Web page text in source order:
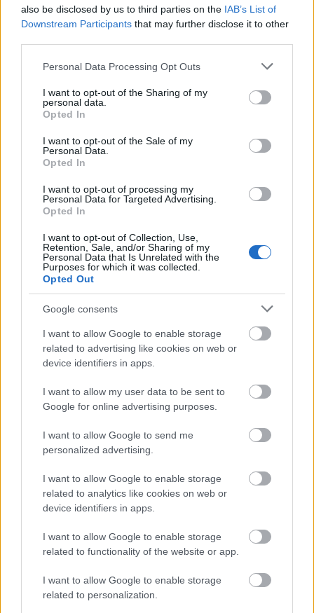
also be disclosed by us to third parties on the IAB’s List of
Downstream Participants that may further disclose it to other
Please note that this website/app uses one or more Google
not limited to your visit or usage behaviour. You may click to
grant or deny consent to Google and its third-party tags to
use your data for below specified purposes in below Google
consent section.
Personal Data Processing Opt Outs
I want to opt-out of the Sharing of my
personal data.
Opted In
I want to opt-out of the Sale of my
Personal Data.
Opted In
I want to opt-out of processing my
Personal Data for Targeted Advertising.
Opted In
I want to opt-out of Collection, Use,
Retention, Sale, and/or Sharing of my
Personal Data that Is Unrelated with the
Purposes for which it was collected.
Opted Out
Google consents
I want to allow Google to enable storage
related to advertising like cookies on web or
device identifiers in apps.
I want to allow my user data to be sent to
Google for online advertising purposes.
I want to allow Google to send me
personalized advertising.
I want to allow Google to enable storage
related to analytics like cookies on web or
device identifiers in apps.
I want to allow Google to enable storage
related to functionality of the website or app.
I want to allow Google to enable storage
related to personalization.
Fotók: Andi Bancic
A 2013-asPirkadlemeztelenített, radikális testisége
érzelmi láncolatra
fűzött fizikalitás. A folytonos mozgással létrehozott
révületben megnyílik a tudatalatti. Szilánkos
nemiség, ösztönből öklendezett áriák, a tabukkal
szembemenő, vaskos, mégis finom, érzékeny
humorú játék. Négy táncos szituatív torzókban, saját
minőségek alkudozása, győzelem a nagykörúti
realitás felett.